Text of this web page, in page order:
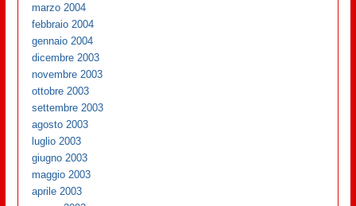
marzo 2004
febbraio 2004
gennaio 2004
dicembre 2003
novembre 2003
ottobre 2003
settembre 2003
agosto 2003
luglio 2003
giugno 2003
maggio 2003
aprile 2003